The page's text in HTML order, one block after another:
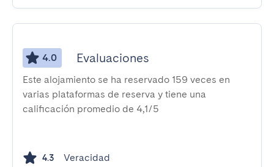
4.0 Evaluaciones
Este alojamiento se ha reservado 159 veces en
varias plataformas de reserva y tiene una
calificación promedio de 4,1/5
4.3 Veracidad